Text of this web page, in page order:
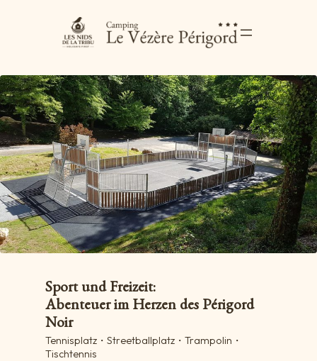
Sport und Freizeit:
Abenteuer im Herzen des Périgord
Noir
Tennisplatz・Streetballplatz・Trampolin・
Tischtennis